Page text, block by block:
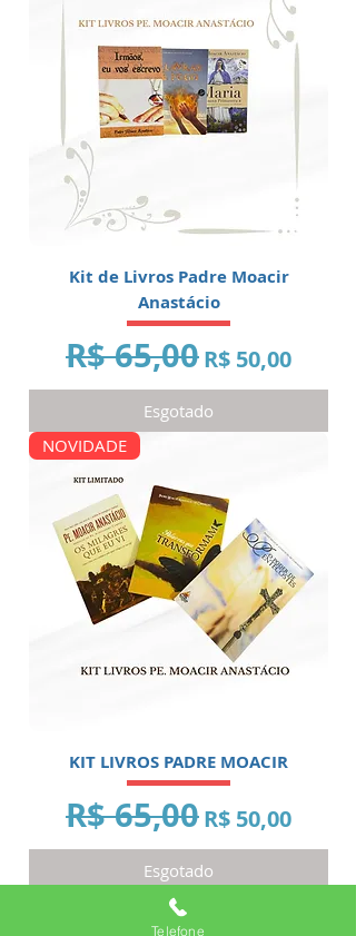
Kit de Livros Padre Moacir
Anastácio
Preço normal
R$ 65,00Preço
R$ 50,00
Esgotado
NOVIDADE
KIT LIVROS PADRE MOACIR
Preço normal
R$ 65,00Preço
R$ 50,00
Esgotado
Telefone